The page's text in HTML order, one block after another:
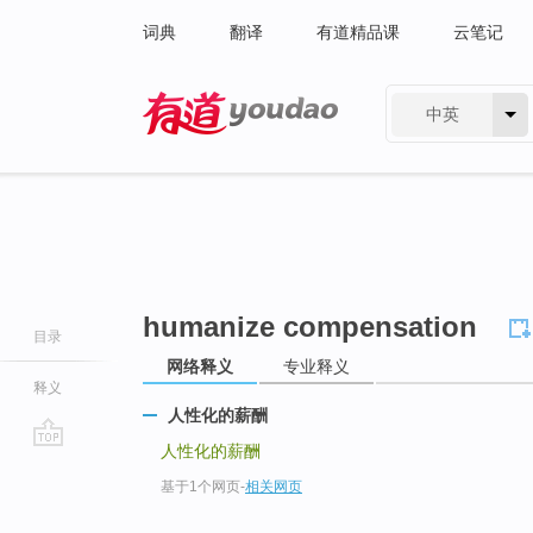
词典 翻译 有道精品课 云笔记
中英
目录
释义
humanize compensation
网络释义 专业释义
人性化的薪酬
人性化的薪酬
基于1个网页-相关网页